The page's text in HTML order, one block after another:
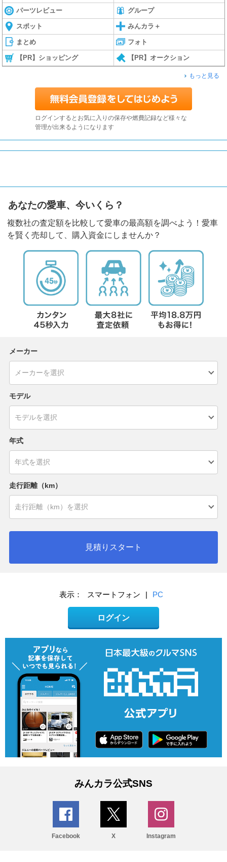
パーツレビュー グループ
スポット みんカラ＋
まとめ フォト
【PR】ショッピング 【PR】オークション
もっと見る
ログインするとお気に入りの保存や燃費記録など様々な
管理が出来るようになります
あなたの愛車、今いくら？
複数社の査定額を比較して愛車の最高額を調べよう！愛車
を賢く売却して、購入資金にしませんか？
メーカー
モデル
年式
走行距離（km）
見積りスタート
表示： スマートフォン | PC
ログイン
みんカラ公式SNS
Facebook X Instagram